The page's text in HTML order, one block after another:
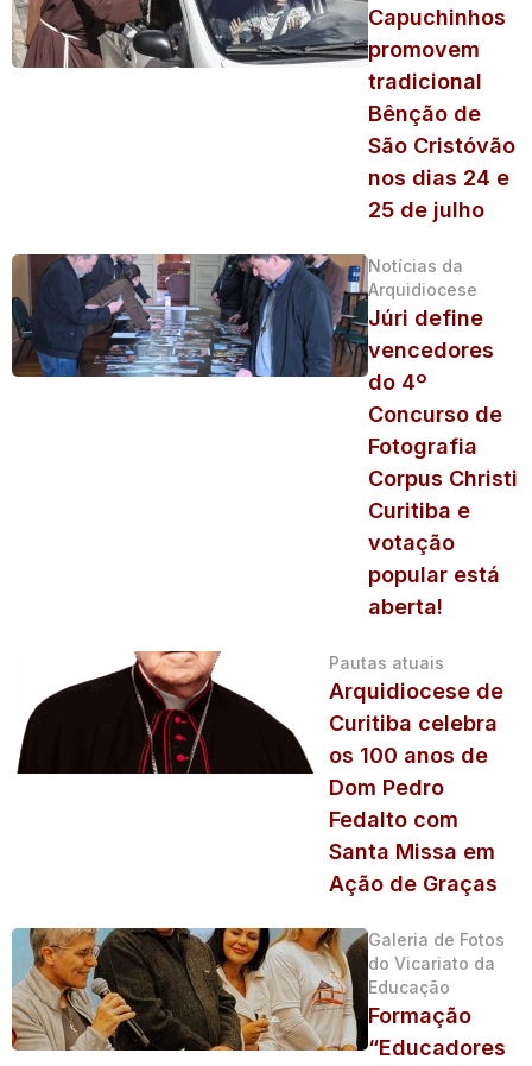
Capuchinhos
promovem
tradicional
Bênção de
São Cristóvão
nos dias 24 e
25 de julho
Notícias da
Arquidiocese
Júri define
vencedores
do 4º
Concurso de
Fotografia
Corpus Christi
Curitiba e
votação
popular está
aberta!
Pautas atuais
Arquidiocese de
Curitiba celebra
os 100 anos de
Dom Pedro
Fedalto com
Santa Missa em
Ação de Graças
Galeria de Fotos
do Vicariato da
Educação
Formação
“Educadores